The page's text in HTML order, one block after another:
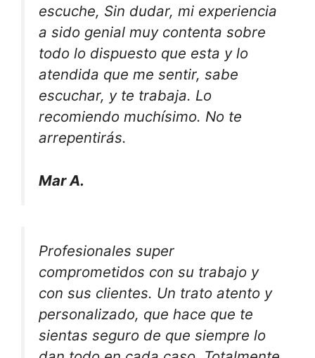
escuche, Sin dudar, mi experiencia
a sido genial muy contenta sobre
todo lo dispuesto que esta y lo
atendida que me sentir, sabe
escuchar, y te trabaja. Lo
recomiendo muchísimo. No te
arrepentirás.
Mar A.
Profesionales super
comprometidos con su trabajo y
con sus clientes. Un trato atento y
personalizado, que hace que te
sientas seguro de que siempre lo